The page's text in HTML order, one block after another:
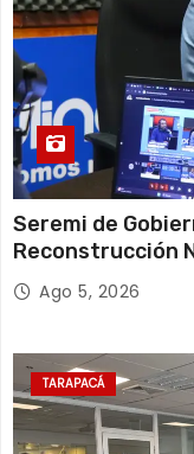
Seremi de
Reconstrucción
y el empleo en
Ago 5, 2026
TARAPACÁ